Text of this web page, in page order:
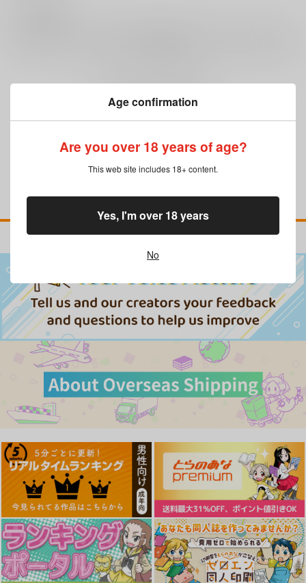
Age confirmation
Are you over 18 years of age?
This web site includes 18+ content.
No
Yes, I'm over 18 years